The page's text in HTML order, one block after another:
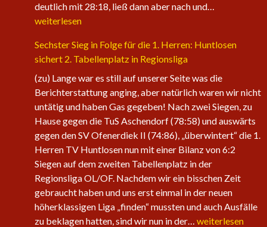
deutlich mit 28:18, ließ dann aber nach und…
der
Eagles
nehmen
wieder
an
Fahrt
auf
weiterlesen
Sechster Sieg in Folge für die 1. Herren: Huntlosen
sichert 2. Tabellenplatz in Regionsliga
(zu) Lange war es still auf unserer Seite was die
Berichterstattung anging, aber natürlich waren wir nicht
untätig und haben Gas gegeben! Nach zwei Siegen, zu
Hause gegen die TuS Aschendorf (78:58) und auswärts
gegen den SV Ofenerdiek II (74:86), „überwintert“ die 1.
Herren TV Huntlosen nun mit einer Bilanz von 6:2
Siegen auf dem zweiten Tabellenplatz in der
Regionsliga OL/OF. Nachdem wir ein bisschen Zeit
gebraucht haben und uns erst einmal in der neuen
höherklassigen Liga „finden“ mussten und auch Ausfälle
zu beklagen hatten, sind wir nun in der… Sechster
weiterlesen